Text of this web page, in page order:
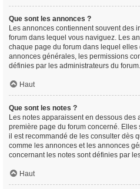
Que sont les annonces ?
Les annonces contiennent souvent des
forum dans lequel vous naviguez. Les
chaque page du forum dans lequel
annonces générales, les permissions
définies par les administrateurs du forum.
Haut
Que sont les notes ?
Les notes apparaissent en dessous des
première page du forum concerné.
il est recommandé de les consulter dès
comme les annonces et les annonces
concernant les notes sont définies par
Haut